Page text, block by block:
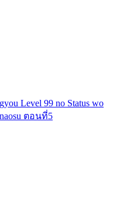
Level 99 no Status wo
ตอนที่5